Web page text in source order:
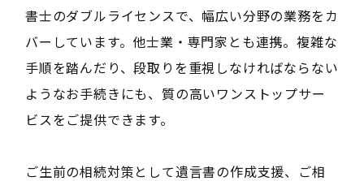
書士のダブルライセンスで、幅広い分野の業務をカ
バーしています。他士業・専門家とも連携。複雑な
手順を踏んだり、段取りを重視しなければならない
ようなお手続きにも、質の高いワンストップサー
ビスをご提供できます。
ご生前の相続対策として遺言書の作成支援、ご相